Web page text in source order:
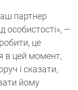
партнер
особистості», —
це
в цей момент,
і сказати,
йому